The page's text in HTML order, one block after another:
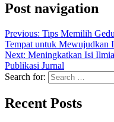
Post navigation
Previous: Tips Memilih
Tempat untuk Mewujudkan
Next: Meningkatkan Isi
Publikasi Jurnal
Search for:
Recent Posts